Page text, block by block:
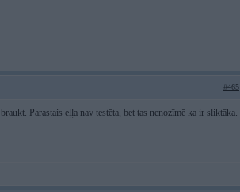
#465
Parastais eļļa nav testēta, bet tas nenozīmē ka ir sliktāka.